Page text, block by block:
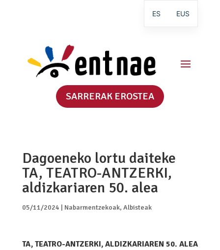
SARRERAK EROSTEA
Dagoeneko lortu daiteke
TA, TEATRO-ANTZERKI,
aldizkariaren 50. alea
05/11/2024 | Nabarmentzekoak, Albisteak
TA, TEATRO-ANTZERKI, ALDIZKARIAREN 50. ALEA
ES EUS